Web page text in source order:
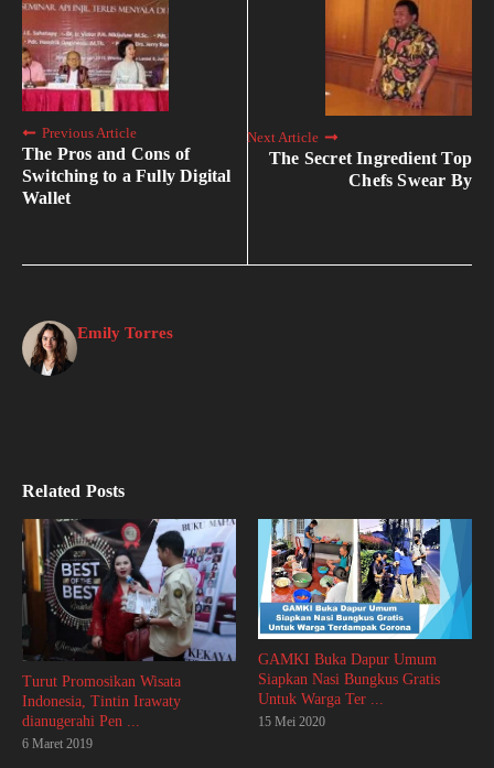
Previous Article
The Pros and Cons of
Switching to a Fully Digital
Wallet
Next Article
The Secret Ingredient Top
Chefs Swear By
Emily Torres
Related Posts
Turut Promosikan Wisata
Indonesia, Tintin Irawaty
dianugerahi Pen ...
6 Maret 2019
GAMKI Buka Dapur Umum
Siapkan Nasi Bungkus Gratis
Untuk Warga Ter ...
15 Mei 2020